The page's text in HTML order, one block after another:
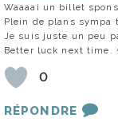
Waaaai un billet
Plein de plans sympa
Je suis juste un peu
Better luck next time.
0
RÉPONDRE